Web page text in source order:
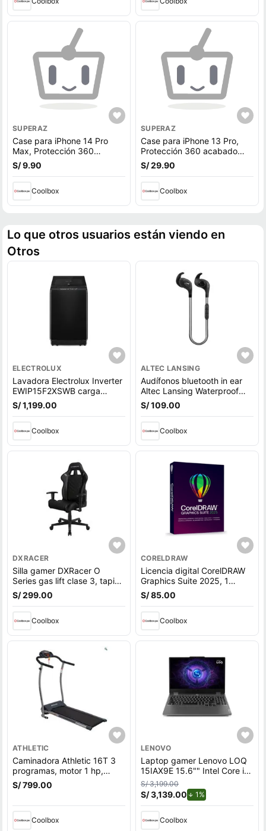
SUPERAZ
Case para iPhone 14 Pro
Max, Protección 360
acabado puffer, degradado
morado
S/ 9.90
Coolbox
SUPERAZ
Case para iPhone 13 Pro,
Protección 360 acabado
puffer, degradado rosado
S/ 29.90
Coolbox
Lo que otros usuarios están viendo en
Otros
ELECTROLUX
Lavadora Electrolux Inverter
EWIP15F2XSWB carga
superior, capacidad 15 kg,
negro
S/ 1,199.00
Coolbox
ALTEC LANSING
Audífonos bluetooth in ear
Altec Lansing Waterproof
deportivo IPX6, micrófono
incorporado, máx. 6 horas,
S/ 109.00
Coolbox
DXRACER
Silla gamer DXRacer O
Series gas lift clase 3, tapiz
cuero pu, máx. 100 kg,
inclinación 90 - 135°, negro
S/ 299.00
Coolbox
CORELDRAW
Licencia digital CorelDRAW
Graphics Suite 2025, 1
dispositivo, compatible con
macOS, duración 1 año
S/ 85.00
Coolbox
ATHLETIC
Caminadora Athletic 16T 3
programas, motor 1 hp,
velocidad máx. 10 km, máx.
100 kg
S/ 799.00
Coolbox
LENOVO
Laptop gamer Lenovo LOQ
15IAX9E 15.6"" Intel Core i5,
512GB SSD, 8GB RAM,
Windows 11 Home, gris
S/ 3,199.00
S/ 3,139.00 1%de descuento.
Coolbox